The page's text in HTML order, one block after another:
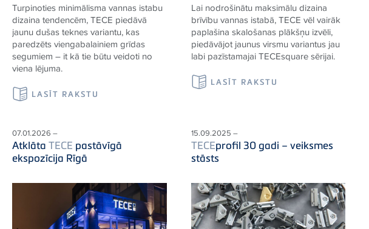
Turpinoties minimālisma vannas istabu
dizaina tendencēm,TECE piedāvā
jaunu dušas teknes variantu, kas
paredzēts viengabalainiem grīdas
segumiem – it kā tie būtu veidoti no
viena lējuma.
LASĪT RAKSTU
Lai nodrošinātu maksimālu dizaina
brīvību vannas istabā,TECE vēl vairāk
paplašina skalošanas plākšņu izvēli,
piedāvājot jaunus virsmu variantus jau
labi pazīstamajaiTECEsquare sērijai.
LASĪT RAKSTU
07.01.2026 –
Atklāta TECE pastāvīgā
ekspozīcija Rīgā
15.09.2025 –
TECEprofil 30 gadi – veiksmes
stāsts